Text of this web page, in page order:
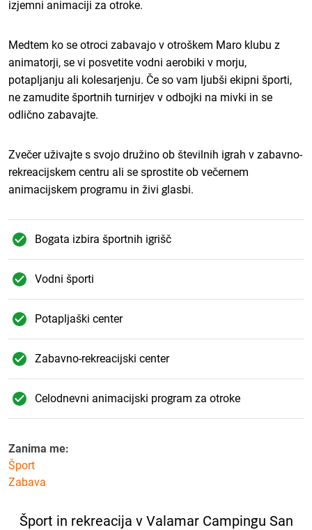
izjemni animaciji za otroke.
Medtem ko se otroci zabavajo v otroškem Maro klubu z
animatorji, se vi posvetite vodni aerobiki v morju,
potapljanju ali kolesarjenju. Če so vam ljubši ekipni športi,
ne zamudite športnih turnirjev v odbojki na mivki in se
odlično zabavajte.
Zvečer uživajte s svojo družino ob številnih igrah v zabavno-
rekreacijskem centru ali se sprostite ob večernem
animacijskem programu in živi glasbi.
Bogata izbira športnih igrišč
Vodni športi
Potapljaški center
Zabavno-rekreacijski center
Celodnevni animacijski program za otroke
Zanima me:
Šport
Zabava
Šport in rekreacija v Valamar Campingu San